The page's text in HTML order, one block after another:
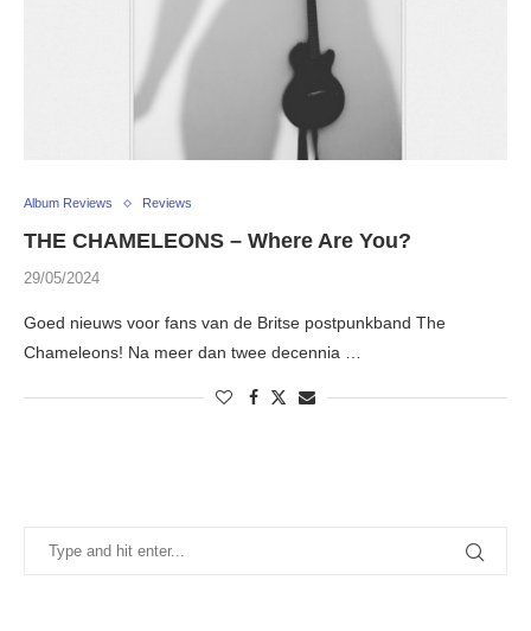
Album Reviews Reviews
THE CHAMELEONS – Where Are You?
29/05/2024
Goed nieuws voor fans van de Britse postpunkband The
Chameleons! Na meer dan twee decennia …